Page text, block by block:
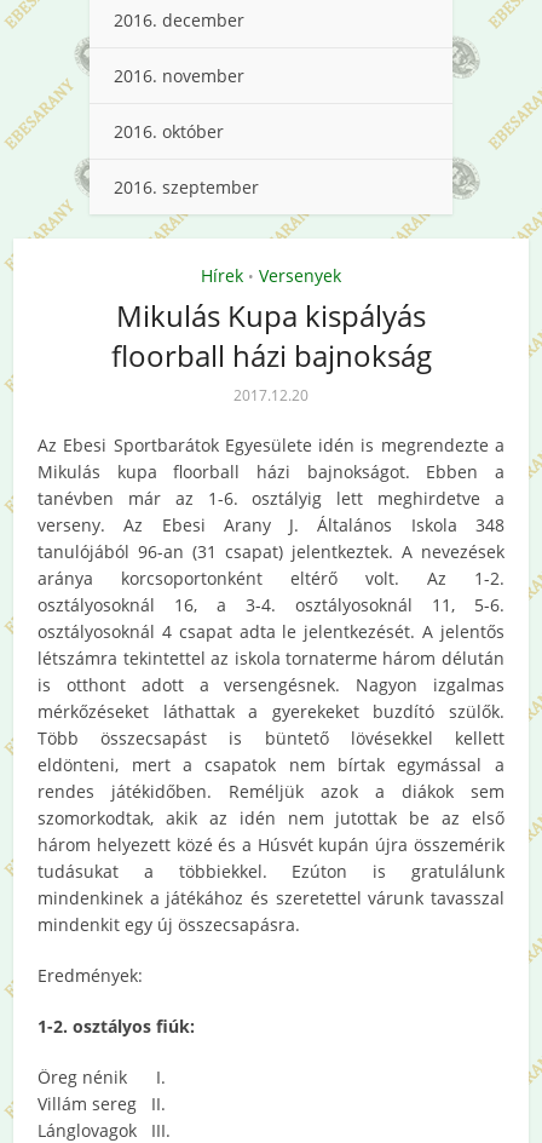
2016. december
2016. november
2016. október
2016. szeptember
Hírek • Versenyek
Mikulás Kupa kispályás
floorball házi bajnokság
2017.12.20
Az Ebesi Sportbarátok Egyesülete idén is megrendezte a
Mikulás kupa floorball házi bajnokságot. Ebben a
tanévben már az 1-6. osztályig lett meghirdetve a
verseny. Az Ebesi Arany J. Általános Iskola 348
tanulójából 96-an (31 csapat) jelentkeztek. A nevezések
aránya korcsoportonként eltérő volt. Az 1-2.
osztályosoknál 16, a 3-4. osztályosoknál 11, 5-6.
osztályosoknál 4 csapat adta le jelentkezését. A jelentős
létszámra tekintettel az iskola tornaterme három délután
is otthont adott a versengésnek. Nagyon izgalmas
mérkőzéseket láthattak a gyerekeket buzdító szülők.
Több összecsapást is büntető lövésekkel kellett
eldönteni, mert a csapatok nem bírtak egymással a
rendes játékidőben. Reméljük azok a diákok sem
szomorkodtak, akik az idén nem jutottak be az első
három helyezett közé és a Húsvét kupán újra összemérik
tudásukat a többiekkel. Ezúton is gratulálunk
mindenkinek a játékához és szeretettel várunk tavasszal
mindenkit egy új összecsapásra.
Eredmények:
1-2. osztályos fiúk:
Öreg nénik I.
Villám sereg II.
Lánglovagok III.